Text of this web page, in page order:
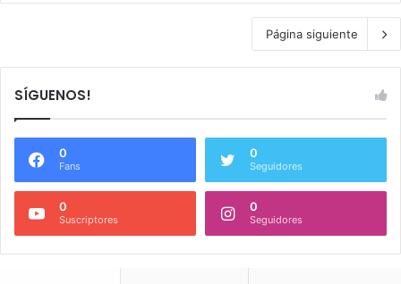
Página siguiente
SÍGUENOS!
0
Fans
0
Seguidores
0
Suscriptores
0
Seguidores